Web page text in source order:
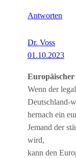
Antworten
Dr. Voss
01.10.2023
Wenn der
Deutschland-
hernach ein
Jemand der
wird,
kann den